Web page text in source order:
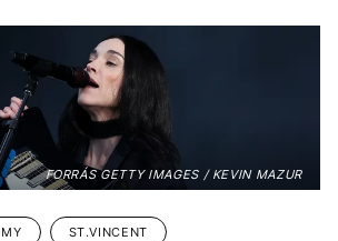
DESIGN
ARCOK
TÖRTÉNETEK
FORRÁS GETTY IMAGES / KEVIN MAZUR
ST.VINCENT